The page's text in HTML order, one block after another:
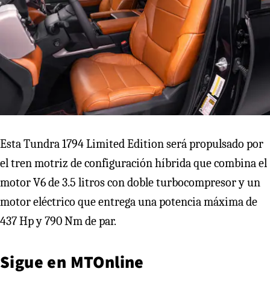
Esta Tundra 1794 Limited Edition será propulsado por
el tren motriz de configuración híbrida que combina el
motor V6 de 3.5 litros con doble turbocompresor y un
motor eléctrico que entrega una potencia máxima de
437 Hp y 790 Nm de par.
Sigue en MTOnline